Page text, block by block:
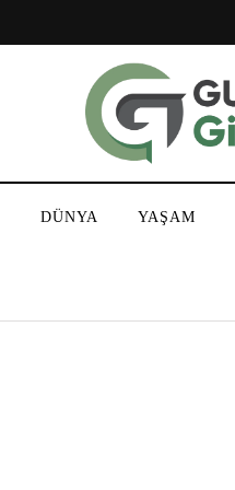
DÜNYA YAŞAM